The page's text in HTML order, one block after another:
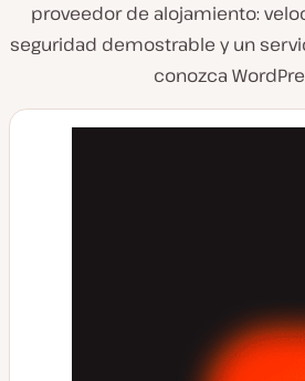
proveedor de alojamiento:
seguridad demostrable y un
conozca